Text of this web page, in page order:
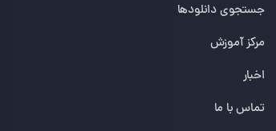
جستجوی دانلودها
مرکز آموزش
اخبار
تماس با ما